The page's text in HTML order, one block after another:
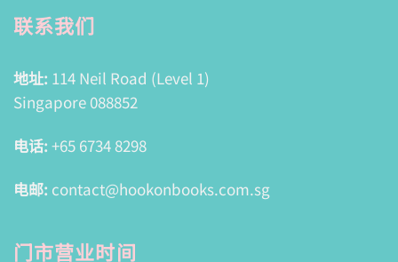
联系我们
地址: 114 Neil Road (Level 1)
Singapore 088852
电话: +65 6734 8298
电邮: contact@hookonbooks.com.sg
门市营业时间